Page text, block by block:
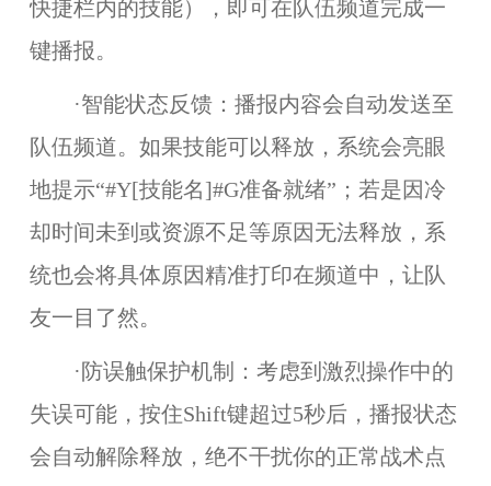
快捷栏内的技能），即可在队伍频道完成一
键播报。
·智能状态反馈：播报内容会自动发送至
队伍频道。如果技能可以释放，系统会亮眼
地提示“#Y[技能名]#G准备就绪”；若是因冷
却时间未到或资源不足等原因无法释放，系
统也会将具体原因精准打印在频道中，让队
友一目了然。
·防误触保护机制：考虑到激烈操作中的
失误可能，按住Shift键超过5秒后，播报状态
会自动解除释放，绝不干扰你的正常战术点